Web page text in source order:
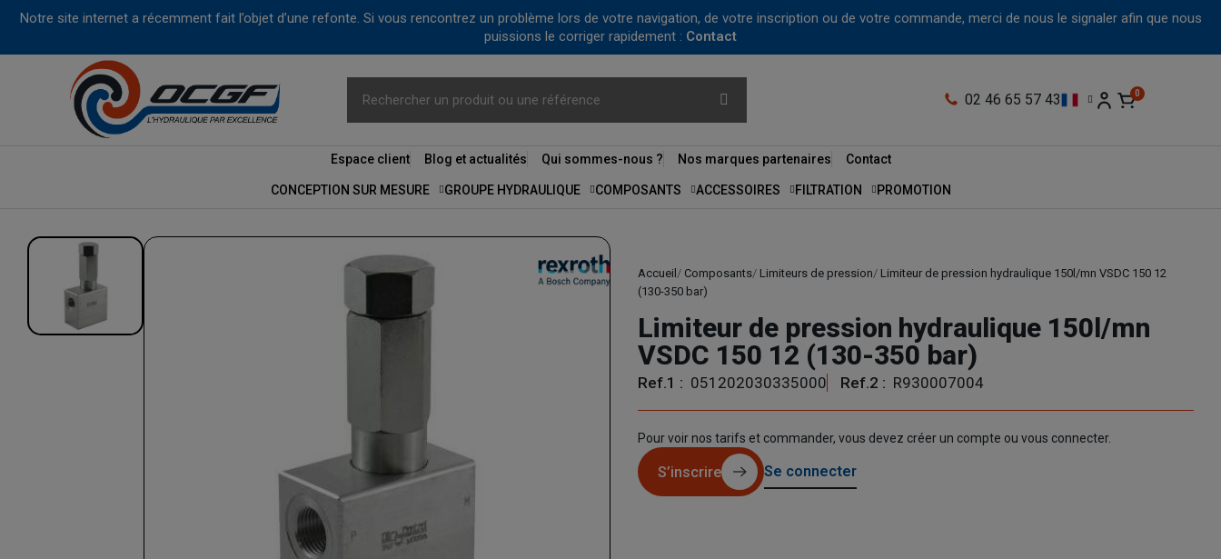
Notre site internet a récemment fait l’objet d’une refonte. Si vous rencontrez un problème lors de votre navigation, de votre inscription ou de votre commande, merci de nous le signaler afin que nous
puissions le corriger rapidement : Contact
02 46 65 57 43
Espace client Blog et actualités Qui sommes-nous ? Nos marques partenaires Contact
CONCEPTION SUR MESURE GROUPE HYDRAULIQUE COMPOSANTS ACCESSOIRES FILTRATION PROMOTION
Accueil Composants Limiteurs de pression
Limiteur de pression hydraulique 150l/mn VSDC 150 12
(130-350 bar)
Limiteur de pression hydraulique 150l/mn
VSDC 150 12 (130-350 bar)
Ref.1 : 051202030335000 Ref.2 : R930007004
Pour voir nos tarifs et commander, vous devez créer un compte ou vous connecter.
S’inscrire Se connecter